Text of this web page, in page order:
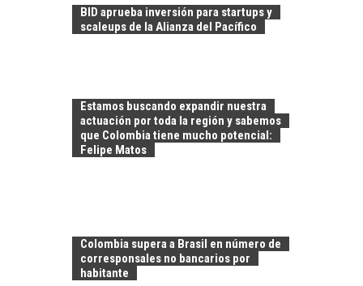
BID aprueba inversión para startups y
scaleups de la Alianza del Pacífico
Estamos buscando expandir nuestra
actuación por toda la región y sabemos
que Colombia tiene mucho potencial:
Felipe Matos
Colombia supera a Brasil en número de
corresponsales no bancarios por
habitante
OPORTUNIDADES
PARA EL
Estratégico para el
Desarrollo Turístico…
MINERA CHILENA
FRENTE AL DESAFÍO
DE LA
SOSTENIBILIDAD
EN CHILE:
OPORTUNIDADES
PARA STARTUPS Y